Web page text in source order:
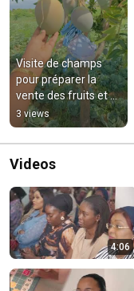
Visite de champs
pour préparer la
vente des fruits et
legumes
3 views
Videos
4:06